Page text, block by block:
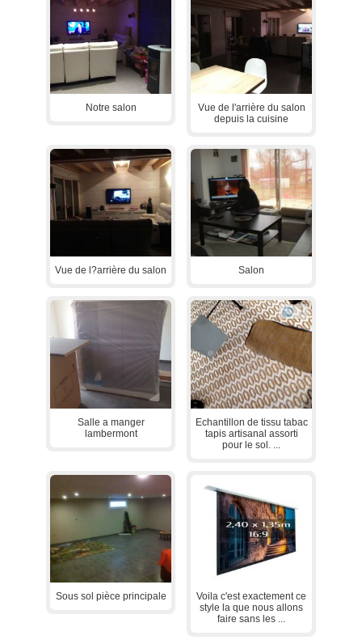
Notre salon
Vue de l'arrière du salon
depuis la cuisine
Vue de l?arrière du salon Salon
Salle a manger
lambermont
1
Echantillon de tissu tabac
tapis artisanal assorti
pour le sol. ...
Sous sol pièce principale
Voila c'est exactement ce
style la que nous allons
faire sans les ...